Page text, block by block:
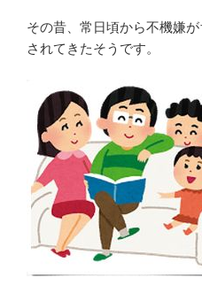
その昔、常日頃から不機嫌
されてきたそうです。